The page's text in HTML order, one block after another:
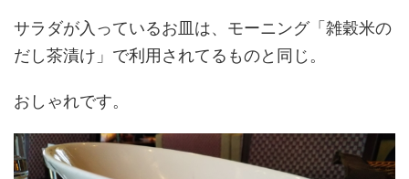
サラダが入っているお皿は、モーニング「雑穀米の
だし茶漬け」で利用されてるものと同じ。
おしゃれです。